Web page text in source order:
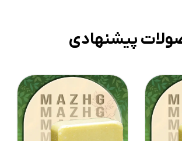
پیشنهادی